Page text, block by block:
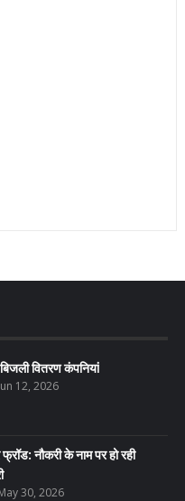
वितरण कंपनियां
12, 2026
नौकरी के नाम पर हो रही
30, 2026